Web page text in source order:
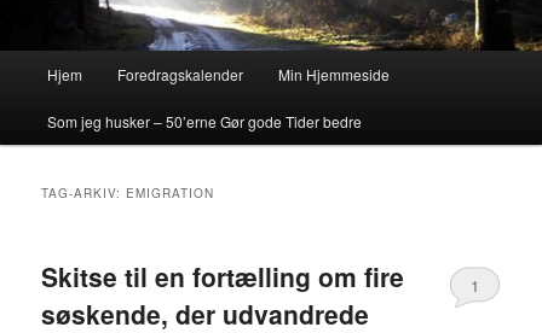
Hjem Foredragskalender Min Hjemmeside
Som jeg husker – 50’erne Gør gode Tider bedre
TAG-ARKIV: EMIGRATION
Skitse til en fortælling om fire
søskende, der udvandrede
1